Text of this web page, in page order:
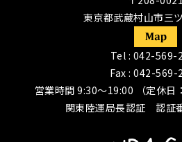
東京都武蔵村山市三
Tel : 042-569-
Fax : 042-569-
営業時間 9:30〜19:00 （定休日
関東陸運局長認証 認